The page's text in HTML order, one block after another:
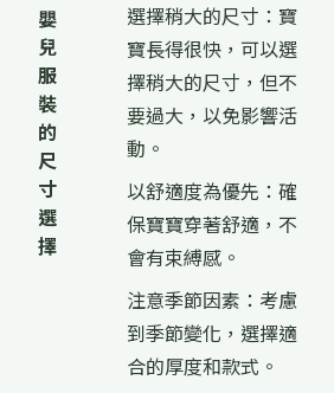
嬰
兒
服
裝
的
尺
寸
選
擇
選擇稍大的尺寸：寶
寶長得很快，可以選
擇稍大的尺寸，但不
要過大，以免影響活
動。
以舒適度為優先：確
保寶寶穿著舒適，不
會有束縛感。
注意季節因素：考慮
到季節變化，選擇適
合的厚度和款式。